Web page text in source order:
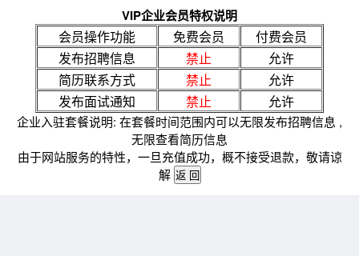
VIP企业会员特权说明
会员操作功能 免费会员
付费会员
发布招聘信息
禁止
允许
简历联系方式
禁止
允许
发布面试通知
禁止 允许
企业入驻套餐说明: 在套餐时间范围内可以无限发布招聘信息 ,
无限查看简历信息
由于网站服务的特性，一旦充值成功，概不接受退款，敬请谅
解